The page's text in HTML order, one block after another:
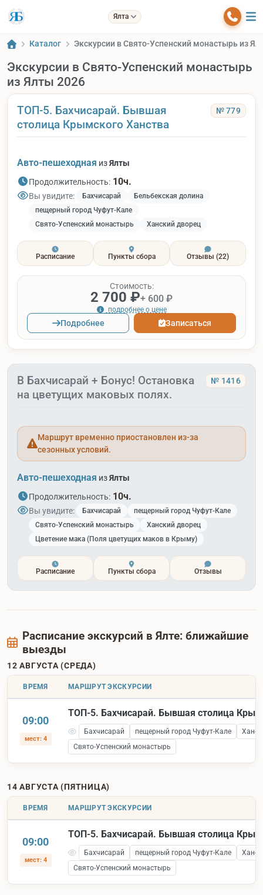
Ялта
Каталог Экскурсии в Свято-Успенский монастырь из
Экскурсии в Свято-Успенский монастырь
из Ялты 2026
ТОП-5. Бахчисарай. Бывшая
столица Крымского Ханства
№ 779
Авто-пешеходная изЯлты
Продолжительность: 10ч.
Вы увидите: Бахчисарай
Бельбекская долина
пещерный город Чуфут-Кале
Свято-Успенский монастырь
Ханский дворец
Расписание Пункты сбора Отзывы (22)
Стоимость:
2 700 ₽+ 600 ₽
подробнее о цене
Подробнее Записаться
В Бахчисарай + Бонус! Остановка
на цветущих маковых полях.
№ 1416
Маршрут временно приостановлен из-за
сезонных условий.
Авто-пешеходная изЯлты
Продолжительность: 10ч.
Вы увидите: Бахчисарай
пещерный город Чуфут-Кале
Свято-Успенский монастырь
Ханский дворец
Цветение мака (Поля цветущих маков в Крыму)
Расписание Пункты сбора Отзывы
Расписание экскурсий в Ялте: ближайшие
выезды
12 АВГУСТА (СРЕДА)
ВРЕМЯ МАРШРУТ ЭКСКУРСИИ
09:00
мест: 4
ТОП-5. Бахчисарай. Бывшая столица
Бахчисарай пещерный город Чуфут-Кале
Свято-Успенский монастырь
14 АВГУСТА (ПЯТНИЦА)
ВРЕМЯ МАРШРУТ ЭКСКУРСИИ
09:00
мест: 4
ТОП-5. Бахчисарай. Бывшая столица
Бахчисарай пещерный город Чуфут-Кале
Свято-Успенский монастырь